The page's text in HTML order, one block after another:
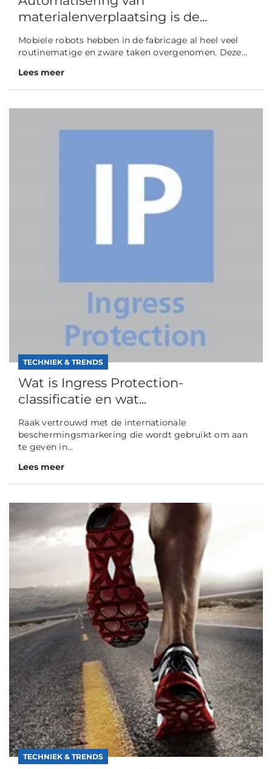
materialenverplaatsing is de...
Mobiele robots hebben in de fabricage al heel veel
routinematige en zware taken overgenomen. Deze...
Lees meer
TECHNIEK & TRENDS
Wat is Ingress Protection-
classificatie en wat...
Raak vertrouwd met de internationale
beschermingsmarkering die wordt gebruikt om aan
te geven in...
Lees meer
TECHNIEK & TRENDS